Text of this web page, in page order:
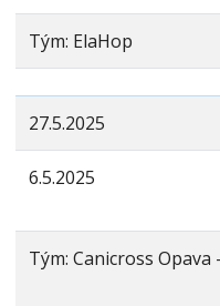
Tým: ElaHop
27.5.2025
6.5.2025
Tým: Canicross